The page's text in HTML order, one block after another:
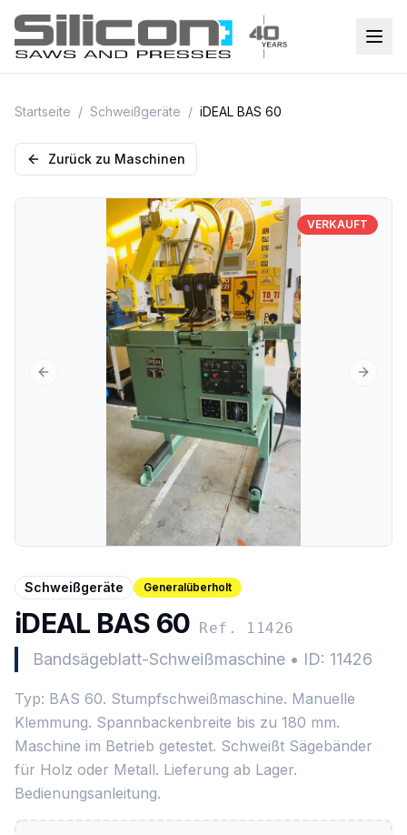
Startseite / Schweißgeräte / iDEAL BAS 60
Zurück zu Maschinen
Previous slide Next
VERKAUFT
Schweißgeräte Generalüberholt
iDEAL BAS 60 Ref. 11426
Bandsägeblatt-Schweißmaschine • ID: 11426
Typ: BAS 60. Stumpfschweißmaschine. Manuelle
Klemmung. Spannbackenbreite bis zu 180 mm.
Maschine im Betrieb getestet. Schweißt Sägebänder
für Holz oder Metall. Lieferung ab Lager.
Bedienungsanleitung.